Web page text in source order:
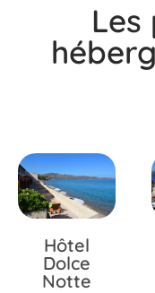
Les
Hôtel
Dolce
Notte